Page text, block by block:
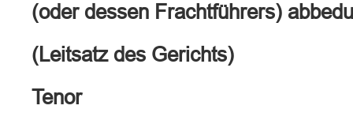
(oder dessen Frachtführers)
(Leitsatz des Gerichts)
Tenor